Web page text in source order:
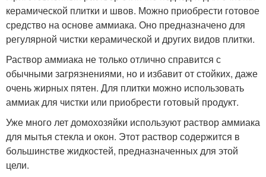
керамической плитки и швов. Можно приобрести готовое
средство на основе аммиака. Оно предназначено для
регулярной чистки керамической и других видов плитки.
Раствор аммиака не только отлично справится с
обычными загрязнениями, но и избавит от стойких, даже
очень жирных пятен. Для плитки можно использовать
аммиак для чистки или приобрести готовый продукт.
Уже много лет домохозяйки используют раствор аммиака
для мытья стекла и окон. Этот раствор содержится в
большинстве жидкостей, предназначенных для этой
цели.